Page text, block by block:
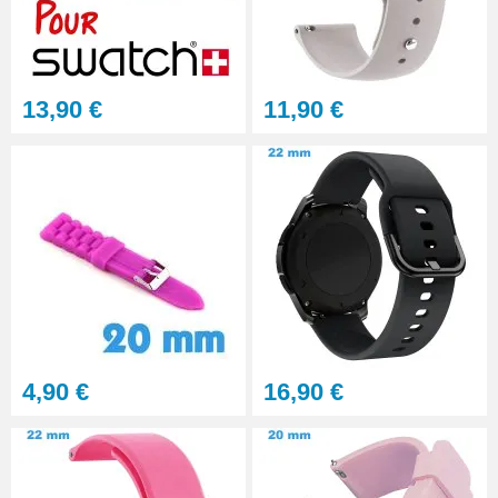
Gros pointeau de pose
manipulation bracelet montre
4,90 €
Outil pointeau de pose suisse
professionnel BERGEON
28,90 €
Interchangeable
Kit Réparation Montre
13,90 € 11,90 €
4,90 € 16,90 €